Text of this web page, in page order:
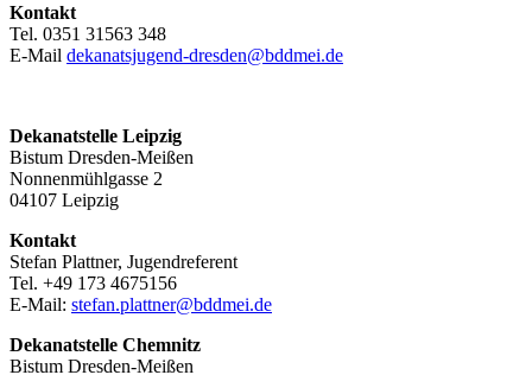
Kontakt
Tel. 0351 31563 348
E-Mail dekanatsjugend-dresden@bddmei.de
Dekanatstelle Leipzig
Bistum Dresden-Meißen
Nonnenmühlgasse 2
04107 Leipzig
Kontakt
Stefan Plattner, Jugendreferent
Tel. +49 173 4675156
E-Mail: stefan.plattner@bddmei.de
Dekanatstelle Chemnitz
Bistum Dresden-Meißen